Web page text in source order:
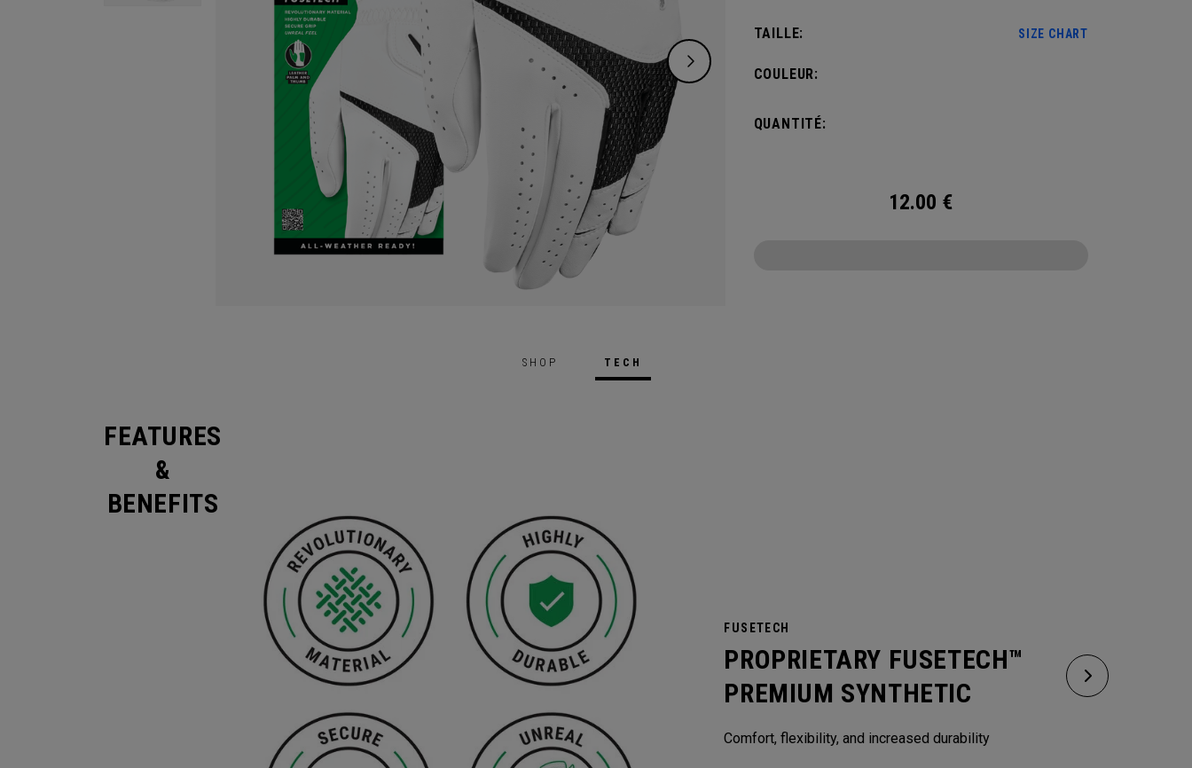
TAILLE: SIZE CHART
COULEUR:
QUANTITÉ:
12.00 €
SHOP TECH
FEATURES
&
BENEFITS
FUSETECH
PROPRIETARY FUSETECH™
PREMIUM SYNTHETIC
Comfort, flexibility, and increased durability